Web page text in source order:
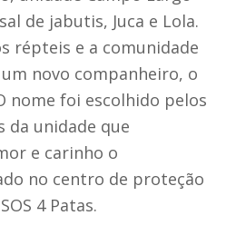
de jabutis, Juca e Lola.
répteis e a comunidade
novo companheiro, o
nome foi escolhido pelos
da unidade que
e carinho o
no centro de proteção
4 Patas.